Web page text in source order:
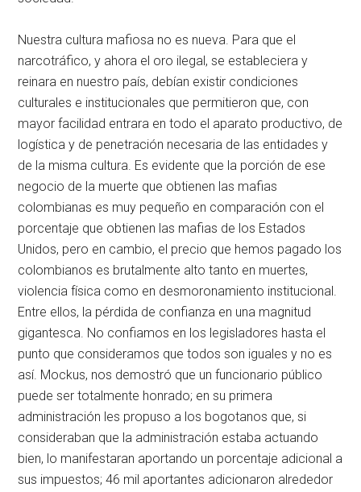
Nuestra cultura mafiosa no es nueva. Para que el
narcotráfico, y ahora el oro ilegal, se estableciera y
reinara en nuestro país, debían existir condiciones
culturales e institucionales que permitieron que, con
mayor facilidad entrara en todo el aparato productivo, de
logística y de penetración necesaria de las entidades y
de la misma cultura. Es evidente que la porción de ese
negocio de la muerte que obtienen las mafias
colombianas es muy pequeño en comparación con el
porcentaje que obtienen las mafias de los Estados
Unidos, pero en cambio, el precio que hemos pagado los
colombianos es brutalmente alto tanto en muertes,
violencia física como en desmoronamiento institucional.
Entre ellos, la pérdida de confianza en una magnitud
gigantesca. No confiamos en los legisladores hasta el
punto que consideramos que todos son iguales y no es
así. Mockus, nos demostró que un funcionario público
puede ser totalmente honrado; en su primera
administración les propuso a los bogotanos que, si
consideraban que la administración estaba actuando
bien, lo manifestaran aportando un porcentaje adicional a
sus impuestos; 46 mil aportantes adicionaron alrededor